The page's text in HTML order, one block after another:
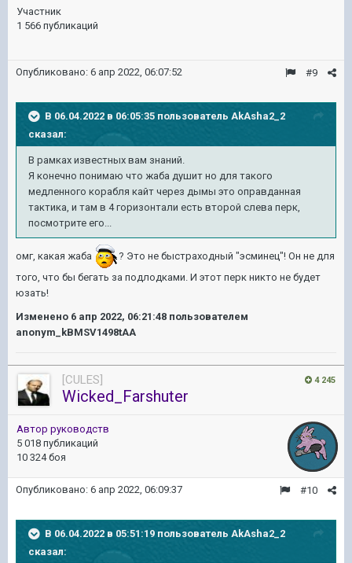
Участник
1 566 публикаций
#9
Опубликовано: 6 апр 2022, 06:07:52
В 06.04.2022 в 06:05:35 пользователь AkAsha2_2
сказал:
В рамках известных вам знаний.
Я конечно понимаю что жаба душит но для такого
медленного корабля кайт через дымы это оправданная
тактика, и там в 4 горизонтали есть второй слева перк,
посмотрите его...
омг, какая жаба
? Это не быстраходный "эсминец"! Он не для
того, что бы бегать за подлодками. И этот перк никто не будет
юзать!
Изменено 6 апр 2022, 06:21:48 пользователем
anonym_kBMSV1498tAA
4 245
[CULES]
Wicked_Farshuter
Автор руководств
5 018 публикаций
10 324 боя
#10
Опубликовано: 6 апр 2022, 06:09:37
В 06.04.2022 в 05:51:19 пользователь AkAsha2_2
сказал: